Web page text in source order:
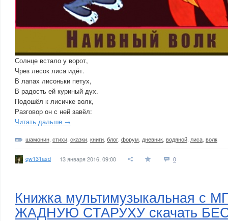
Солнце встало у ворот,
Чрез лесок лиса идёт.
В лапах лисоньки петух,
В радость ей куриный дух.
Подошёл к лисичке волк,
Разговор он с ней завёл:
Читать дальше →
шамонин стихи сказки книги блог форум дневник водяной лиса волк
qw131asd 13 января 2016, 09:00 0
Книжка мультимузыкальная с
ЖАДНУЮ СТАРУХУ скачать